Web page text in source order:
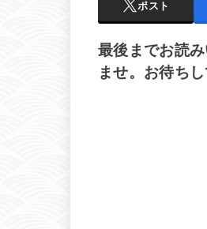
ポスト
最後までお読
ませ。お待ち